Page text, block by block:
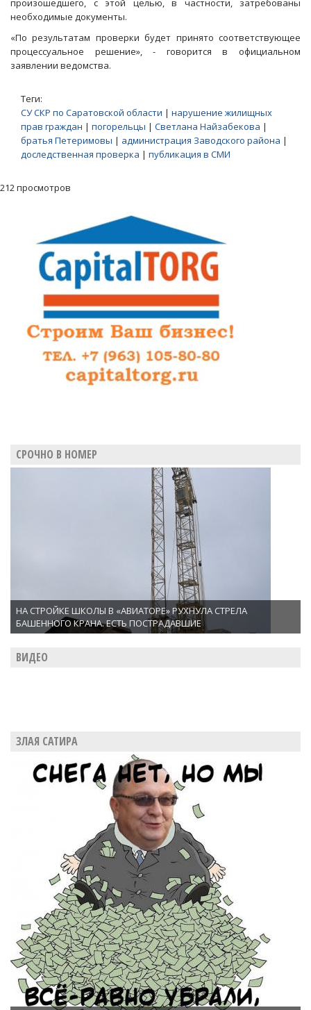
произошедшего, с этой целью, в частности, затребованы
необходимые документы.
«По результатам проверки будет принято соответствующее
процессуальное решение», - говорится в официальном
заявлении ведомства.
Теги:
СУ СКР по Саратовской области | нарушение жилищных
прав граждан | погорельцы | Светлана Найзабекова |
братья Петеримовы | администрация Заводского района |
доследственная проверка | публикация в СМИ
212 просмотров
СРОЧНО В НОМЕР
НА СТРОЙКЕ ШКОЛЫ В «АВИАТОРЕ» РУХНУЛА СТРЕЛА
БАШЕННОГО КРАНА. ЕСТЬ ПОСТРАДАВШИЕ
ВИДЕО
ЗЛАЯ САТИРА